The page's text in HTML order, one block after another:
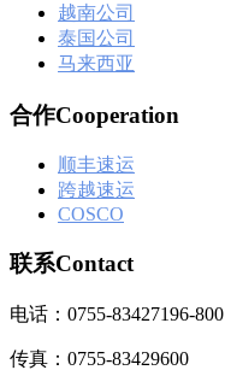
越南公司
泰国公司
马来西亚
合作Cooperation
顺丰速运
跨越速运
COSCO
联系Contact
电话：0755-83427196-800
传真：0755-83429600